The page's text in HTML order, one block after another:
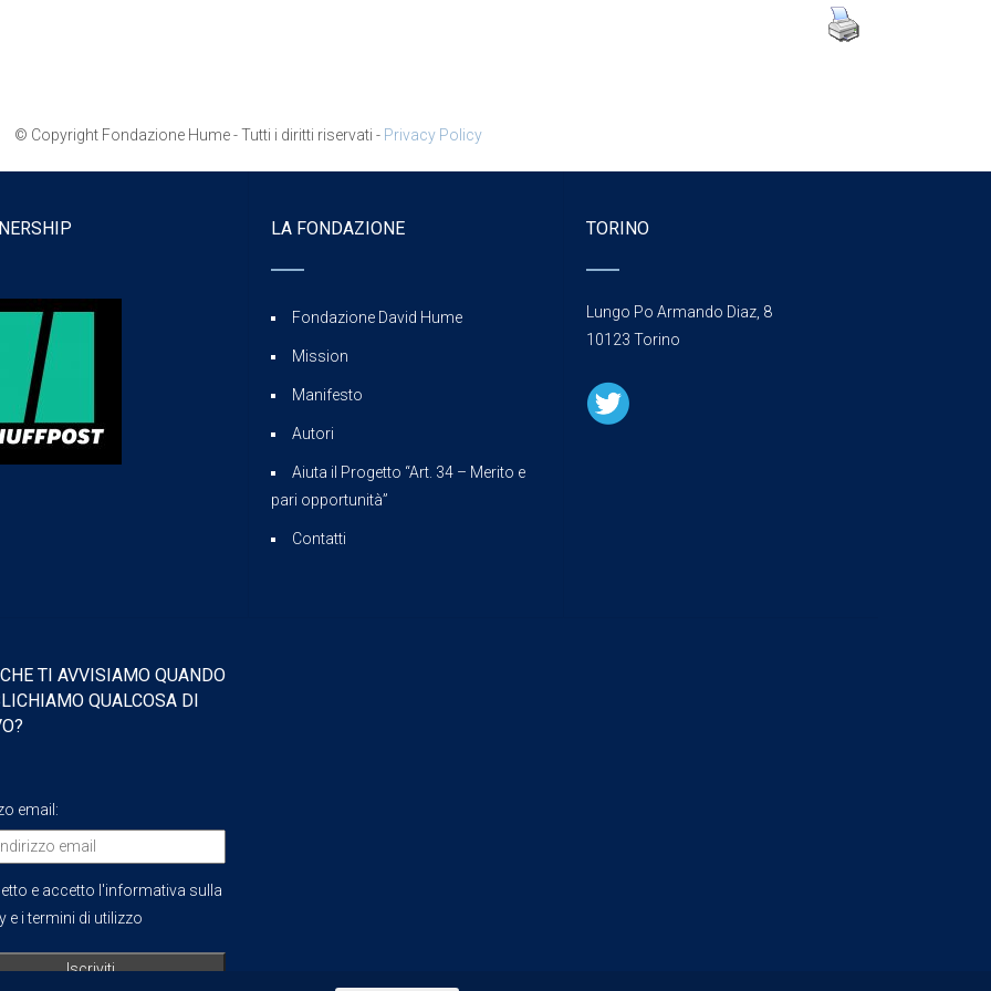
© Copyright Fondazione Hume - Tutti i diritti riservati - Privacy Policy
LA FONDAZIONE
Fondazione David Hume
Mission
Manifesto
Autori
Aiuta il Progetto “Art. 34 – Merito e
pari opportunità”
Contatti
TORINO
Lungo Po Armando Diaz, 8
10123 Torino
TI AVVISIAMO QUANDO
QUALCOSA DI
email:
e accetto l'informativa sulla
e i termini di utilizzo